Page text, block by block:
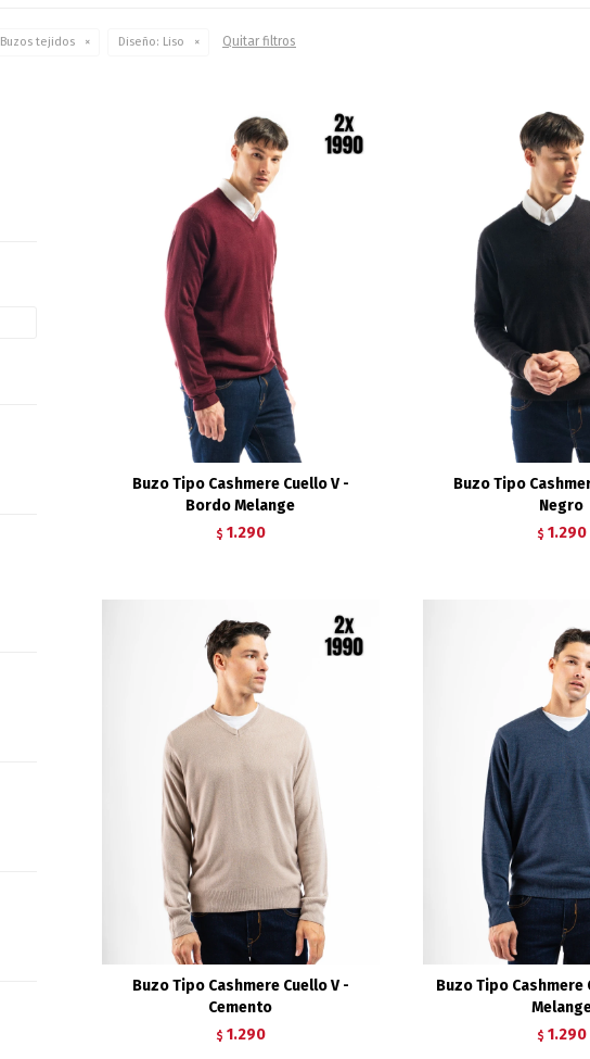
Buzos tejidos Diseño: Liso Quitar filtros
Buzo Tipo Cashmere Cuello V -
Bordo Melange
$ 1.290
Buzo Tipo
Negro
$ 1.290
Buzo Tipo Cashmere Cuello V -
Cemento
$ 1.290
Buzo Tipo Cashmere
$ 1.290